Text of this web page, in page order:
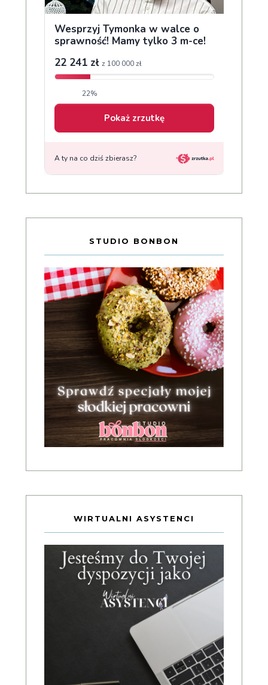
STUDIO BONBON
WIRTUALNI ASYSTENCI